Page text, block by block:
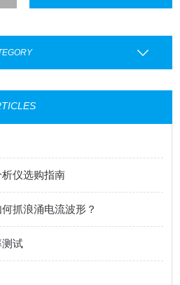
仪选购指南
抓浪涌电流波形？
测试